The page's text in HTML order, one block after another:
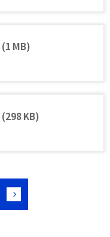
(1 MB)
(298 KB)